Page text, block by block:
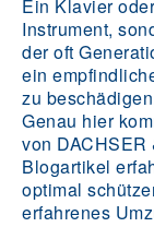
Ein Klavier
Instrument,
der oft
ein
zu
Genau hier
von
Blogartikel
optimal
erfahrenes